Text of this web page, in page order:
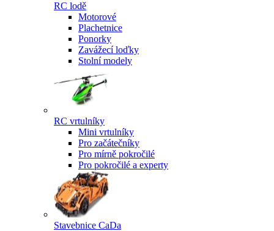
RC lodě
Motorové
Plachetnice
Ponorky
Zavážecí loďky
Stolní modely
RC vrtulníky
Mini vrtulníky
Pro začátečníky
Pro mírně pokročilé
Pro pokročilé a experty
Stavebnice CaDa